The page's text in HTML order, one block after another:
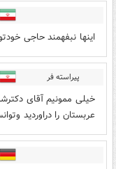
اینها نبفهمند حاجی
پیراسته فر
خیلی ممونیم آقای
عربستان را دراوردید